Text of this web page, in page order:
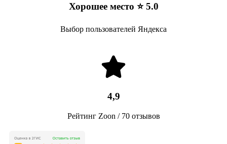
Хорошее место ⭐ 5.0
Выбор пользователей Яндекса
4,9
Рейтинг Zoon / 70 отзывов